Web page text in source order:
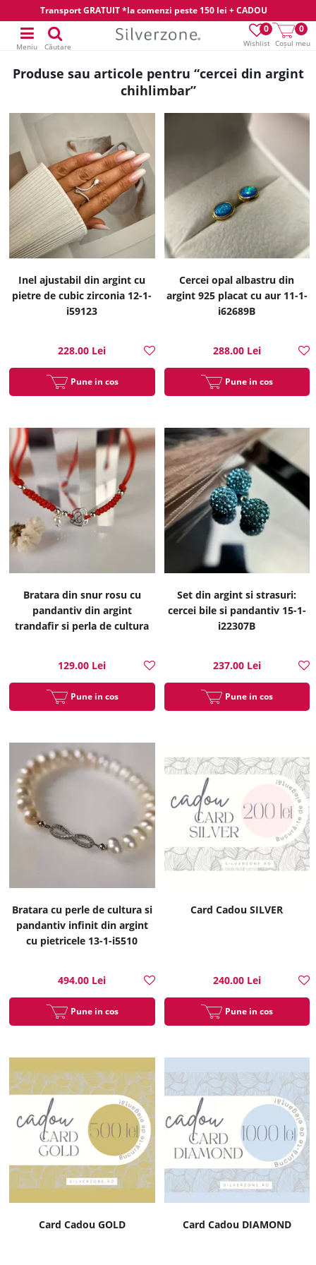
Transport GRATUIT *la comenzi peste 150 lei + CADOU
Wishlist
0
Coșul meu
0
Meniu Căutare
Produse sau articole pentru “cercei din argint
chihlimbar”
Inel ajustabil din argint cu
pietre de cubic zirconia 12-1-
i59123
228.00 Lei
Pune in cos
Cercei opal albastru din
argint 925 placat cu aur 11-1-
i62689B
288.00 Lei
Pune in cos
Bratara din snur rosu cu
pandantiv din argint
trandafir si perla de cultura
129.00 Lei
Pune in cos
Set din argint si strasuri:
cercei bile si pandantiv 15-1-
i22307B
237.00 Lei
Pune in cos
Bratara cu perle de cultura si
pandantiv infinit din argint
cu pietricele 13-1-i5510
494.00 Lei
Pune in cos
Card Cadou SILVER
240.00 Lei
Pune in cos
Card Cadou GOLD Card Cadou DIAMOND